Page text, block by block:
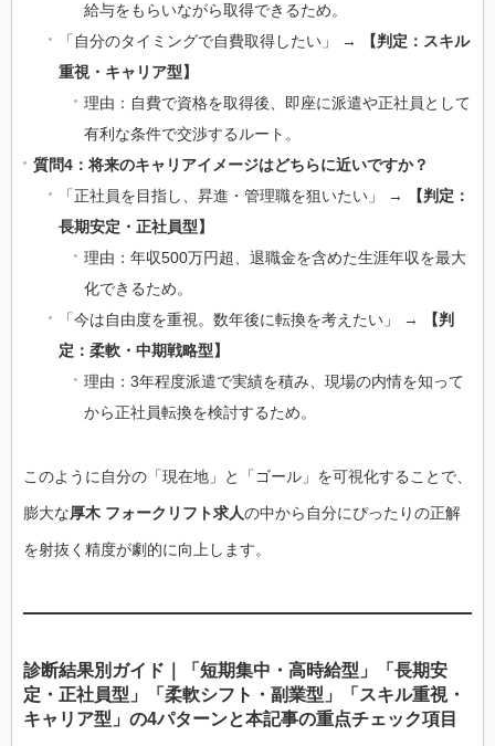
給与をもらいながら取得できるため。
「自分のタイミングで自費取得したい」 →
【判定：スキル
重視・キャリア型】
理由：自費で資格を取得後、即座に派遣や正社員として
有利な条件で交渉するルート。
質問4：将来のキャリアイメージはどちらに近いですか？
「正社員を目指し、昇進・管理職を狙いたい」 →
【判定：
長期安定・正社員型】
理由：年収500万円超、退職金を含めた生涯年収を最大
化できるため。
「今は自由度を重視。数年後に転換を考えたい」 →
【判
定：柔軟・中期戦略型】
理由：3年程度派遣で実績を積み、現場の内情を知って
から正社員転換を検討するため。
このように自分の「現在地」と「ゴール」を可視化することで、
膨大な厚木 フォークリフト求人の中から自分にぴったりの正解
を射抜く精度が劇的に向上します。
診断結果別ガイド｜「短期集中・高時給型」「長期安
定・正社員型」「柔軟シフト・副業型」「スキル重視・
キャリア型」の4パターンと本記事の重点チェック項目